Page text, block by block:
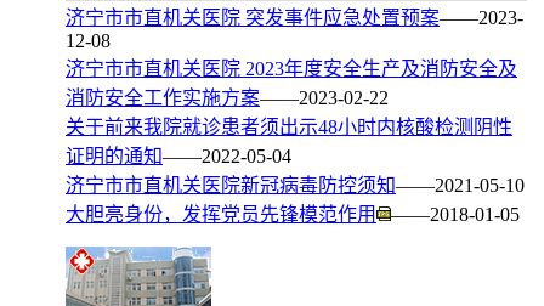
济宁市市直机关医院 突发事件应急处置预案——2023-
12-08
济宁市市直机关医院 2023年度安全生产及消防安全及
消防安全工作实施方案——2023-02-22
关于前来我院就诊患者须出示48小时内核酸检测阴性
证明的通知——2022-05-04
济宁市市直机关医院新冠病毒防控须知——2021-05-10
大胆亮身份，发挥党员先锋模范作用
——2018-01-05